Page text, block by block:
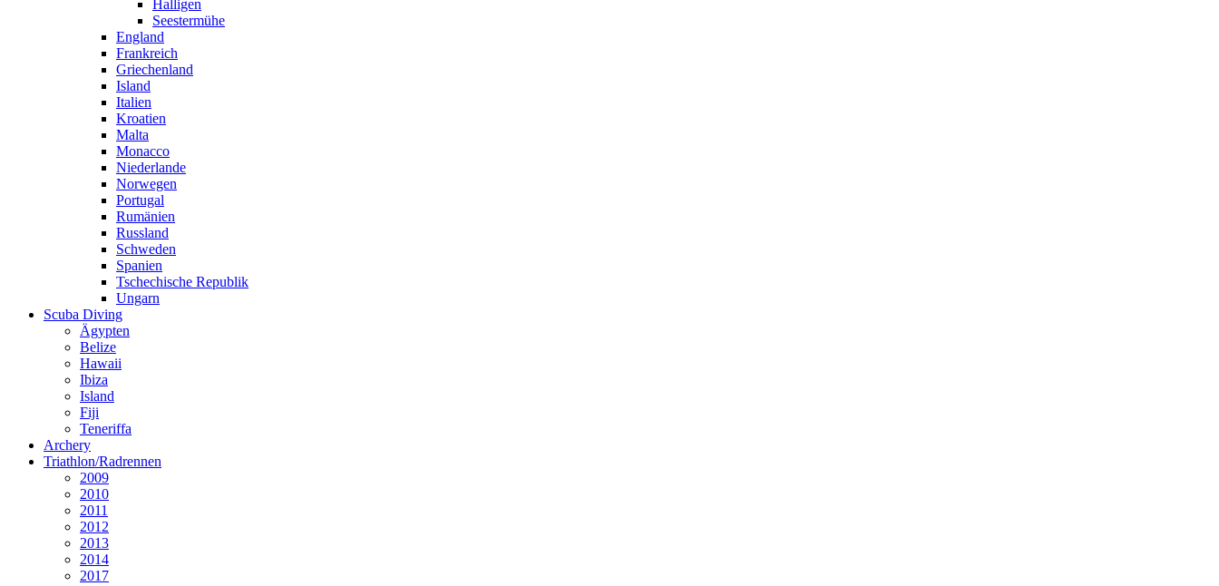
Halligen
Seestermühe
England
Frankreich
Griechenland
Island
Italien
Kroatien
Malta
Monacco
Niederlande
Norwegen
Portugal
Rumänien
Russland
Schweden
Spanien
Tschechische Republik
Ungarn
Scuba Diving
Ägypten
Belize
Hawaii
Ibiza
Island
Fiji
Teneriffa
Archery
Triathlon/Radrennen
2009
2010
2011
2012
2013
2014
2017